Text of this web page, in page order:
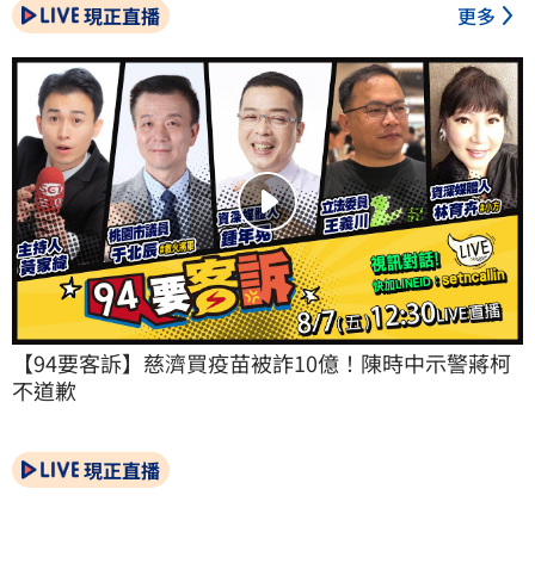
現正直播 更多
【94要客訴】慈濟買疫苗被詐10億！陳時中示警蔣柯
不道歉
現正直播